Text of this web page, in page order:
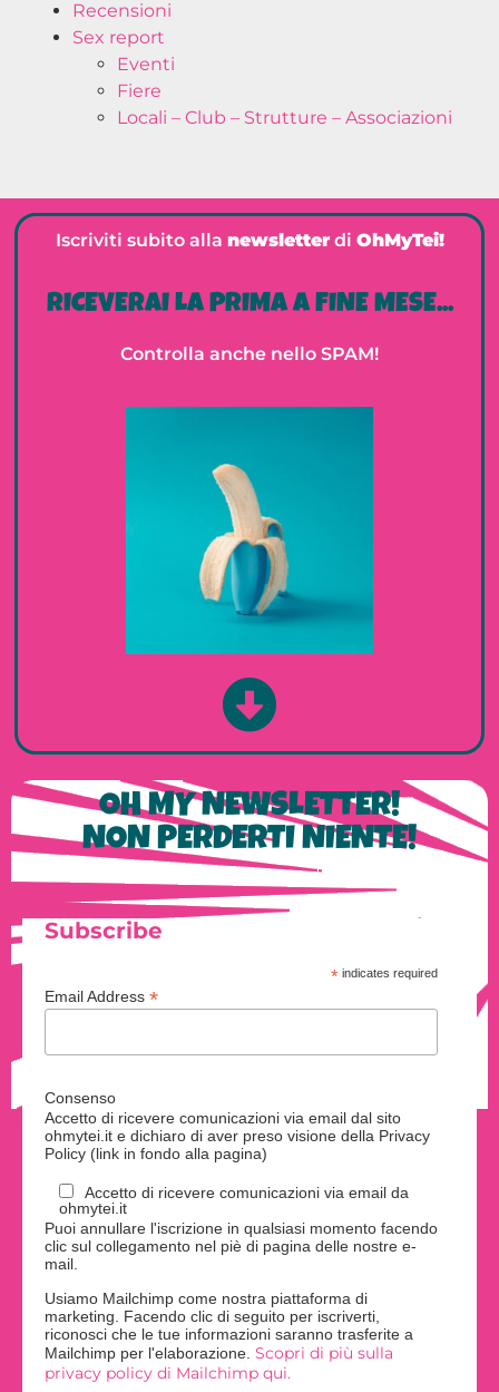
Recensioni
Sex report
Eventi
Fiere
Locali – Club – Strutture – Associazioni
Iscriviti subito alla newsletterdi OhMyTei!
RICEVERAI LA PRIMA A FINE MESE...
Controlla anche nello SPAM!
OH MY NEWSLETTER!
NON PERDERTI NIENTE!
Subscribe
* indicates required
Email Address *
Consenso
Accetto di ricevere comunicazioni via email dal sito
ohmytei.it e dichiaro di aver preso visione della Privacy
Policy (link in fondo alla pagina)
Accetto di ricevere comunicazioni via email da
ohmytei.it
Puoi annullare l'iscrizione in qualsiasi momento facendo
clic sul collegamento nel piè di pagina delle nostre e-
mail.
Usiamo Mailchimp come nostra piattaforma di
marketing. Facendo clic di seguito per iscriverti,
riconosci che le tue informazioni saranno trasferite a
Mailchimp per l'elaborazione. Scopri di più sulla
privacy policy di Mailchimp qui.